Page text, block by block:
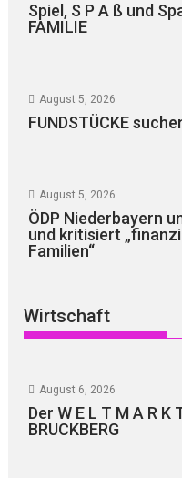
Spiel, S P A ß und
FAMILIE
August 5, 2026
FUNDSTÜCKE
August 5, 2026
ÖDP Niederbayern
und kritisiert
Familien“
Wirtschaft
August 6, 2026
Der W E L T M A R K
BRUCKBERG